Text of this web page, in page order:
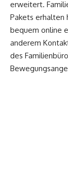
erweitert.
Pakets erhalten
bequem online
anderem
des